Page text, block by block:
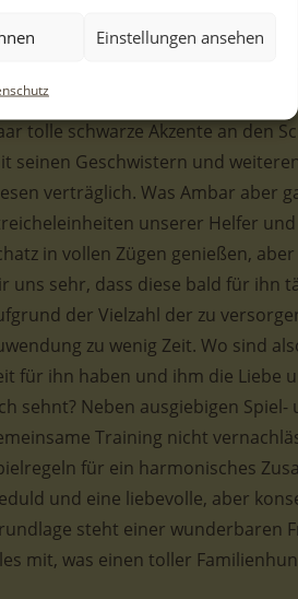
Einstellungen ansehen
Folgenden möchte sich Ihnen
ein flauschiges weißes Fellkleid
tolle schwarze Akzente an den
seinen Geschwistern und
verträglich. Was Ambar aber
unserer Helfer
in vollen Zügen genießen,
uns sehr, dass diese bald für ihn
der Vielzahl der zu
zu wenig Zeit. Wo sind
für ihn haben und ihm die Liebe
sehnt? Neben ausgiebigen
Training nicht
für ein harmonisches
und eine liebevolle, aber
steht einer wunderbaren
mit, was einen toller